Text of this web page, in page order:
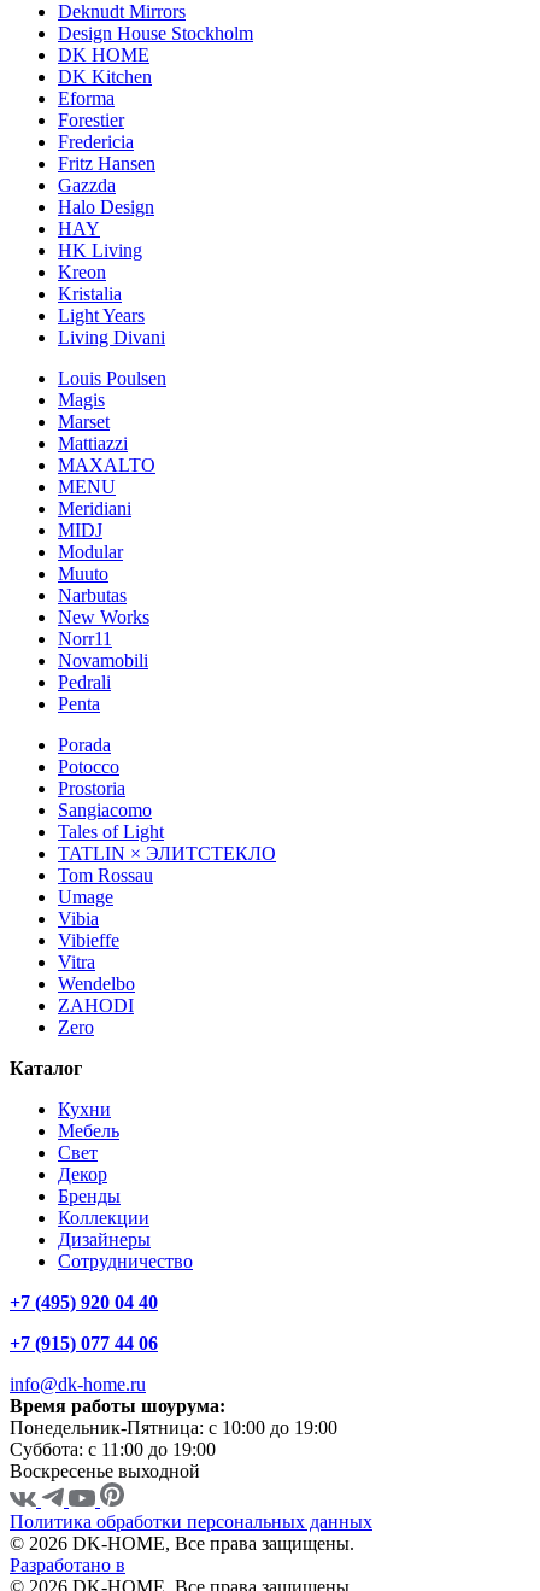
Deknudt Mirrors
Design House Stockholm
DK HOME
DK Kitchen
Eforma
Forestier
Fredericia
Fritz Hansen
Gazzda
Halo Design
HAY
HK Living
Kreon
Kristalia
Light Years
Living Divani
Louis Poulsen
Magis
Marset
Mattiazzi
MAXALTO
MENU
Meridiani
MIDJ
Modular
Muuto
Narbutas
New Works
Norr11
Novamobili
Pedrali
Penta
Porada
Potocco
Prostoria
Sangiacomo
Tales of Light
TATLIN × ЭЛИТСТЕКЛО
Tom Rossau
Umage
Vibia
Vibieffe
Vitra
Wendelbo
ZAHODI
Zero
Каталог
Кухни
Мебель
Свет
Декор
Бренды
Коллекции
Дизайнеры
Сотрудничество
+7 (495) 920 04 40
+7 (915) 077 44 06
info@dk-home.ru
Время работы шоурума:
Понедельник-Пятница: c 10:00 до 19:00
Суббота: c 11:00 до 19:00
Воскресенье выходной
Политика обработки персональных данных
© 2026 DK-HOME, Все права защищены.
Разработано в